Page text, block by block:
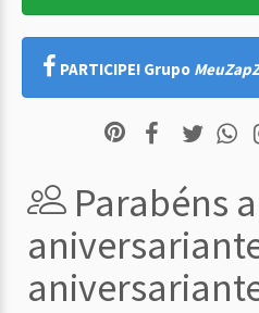
PARTICIPE! Grupo
Parabéns